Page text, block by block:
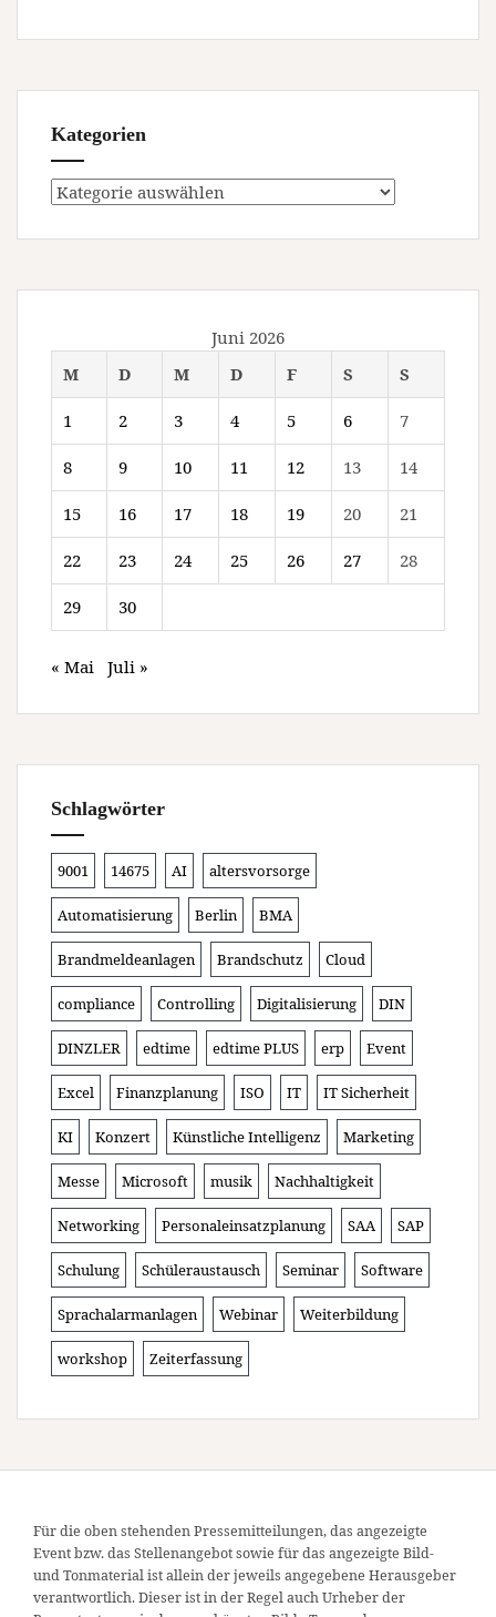
Kategorien
Kategorien
Juni 2026
M
D M D F S S
1 2 3 4 5 6 7
8 9 10 11 12 13 14
15 16 17 18 19 20 21
22 23 24 25 26 27 28
29 30
« Mai Juli »
Schlagwörter
9001 14675 AI altersvorsorge
Automatisierung Berlin BMA
Brandmeldeanlagen Brandschutz Cloud
compliance Controlling Digitalisierung DIN
DINZLER edtime edtime PLUS erp Event
Excel Finanzplanung ISO IT IT Sicherheit
KI Konzert Künstliche Intelligenz Marketing
Messe Microsoft musik Nachhaltigkeit
Networking Personaleinsatzplanung SAA SAP
Schulung Schüleraustausch Seminar Software
Sprachalarmanlagen Webinar Weiterbildung
workshop Zeiterfassung
Für die oben stehenden Pressemitteilungen, das angezeigte
Event bzw. das Stellenangebot sowie für das angezeigte Bild-
und Tonmaterial ist allein der jeweils angegebene Herausgeber
verantwortlich. Dieser ist in der Regel auch Urheber der